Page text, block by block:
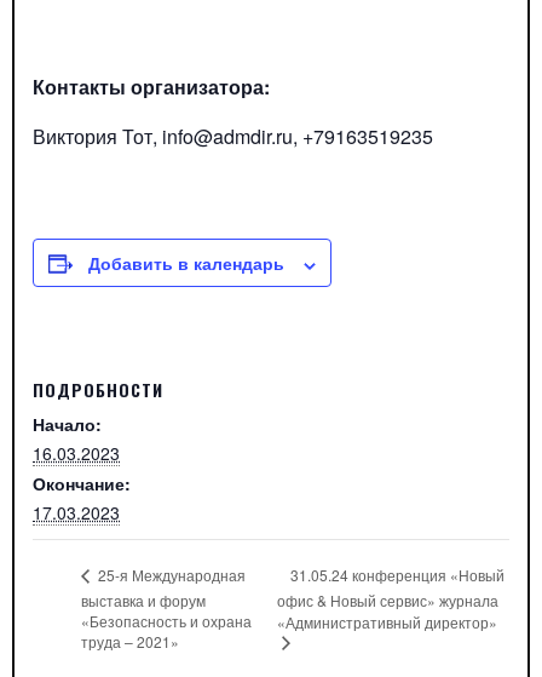
Контакты организатора:
Виктория Тот, info@admdir.ru, +79163519235
Добавить в календарь
ПОДРОБНОСТИ
Начало:
16.03.2023
Окончание:
17.03.2023
25-я Международная
выставка и форум
«Безопасность и охрана
труда – 2021»
31.05.24 конференция «Новый
офис & Новый сервис» журнала
«Административный директор»